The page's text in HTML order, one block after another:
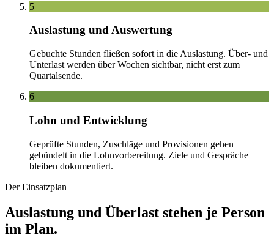
5
Auslastung und Auswertung
Gebuchte Stunden fließen sofort in die Auslastung. Über- und
Unterlast werden über Wochen sichtbar, nicht erst zum
Quartalsende.
6
Lohn und Entwicklung
Geprüfte Stunden, Zuschläge und Provisionen gehen
gebündelt in die Lohnvorbereitung. Ziele und Gespräche
bleiben dokumentiert.
Der Einsatzplan
Auslastung und Überlast stehen je Person
im Plan.